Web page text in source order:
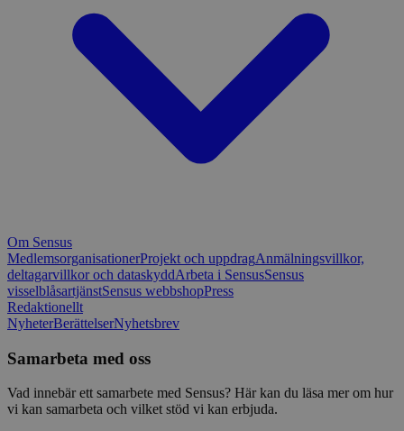
Om Sensus
MedlemsorganisationerProjekt och uppdragAnmälningsvillkor,
deltagarvillkor och dataskyddArbeta i SensusSensus
visselblåsartjänstSensus webbshopPress
Redaktionellt
NyheterBerättelserNyhetsbrev
Samarbeta med oss
Vad innebär ett samarbete med Sensus? Här kan du läsa mer om hur
vi kan samarbeta och vilket stöd vi kan erbjuda.